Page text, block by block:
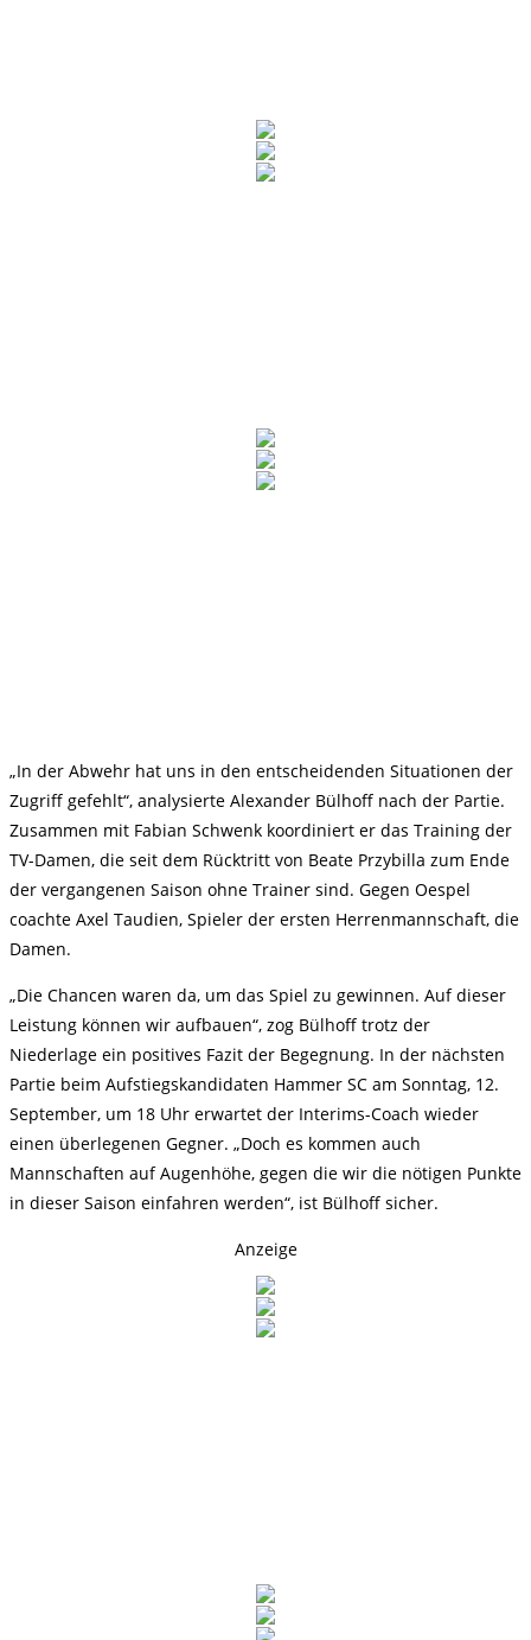
„In der Abwehr hat uns in den entscheidenden Situationen der
Zugriff gefehlt“, analysierte Alexander Bülhoff nach der Partie.
Zusammen mit Fabian Schwenk koordiniert er das Training der
TV-Damen, die seit dem Rücktritt von Beate Przybilla zum Ende
der vergangenen Saison ohne Trainer sind. Gegen Oespel
coachte Axel Taudien, Spieler der ersten Herrenmannschaft, die
Damen.
„Die Chancen waren da, um das Spiel zu gewinnen. Auf dieser
Leistung können wir aufbauen“, zog Bülhoff trotz der
Niederlage ein positives Fazit der Begegnung. In der nächsten
Partie beim Aufstiegskandidaten Hammer SC am Sonntag, 12.
September, um 18 Uhr erwartet der Interims-Coach wieder
einen überlegenen Gegner. „Doch es kommen auch
Mannschaften auf Augenhöhe, gegen die wir die nötigen Punkte
in dieser Saison einfahren werden“, ist Bülhoff sicher.
Anzeige